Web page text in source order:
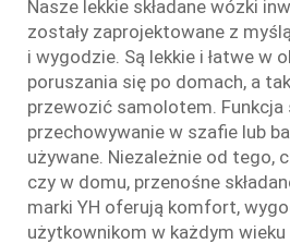
Nasze lekkie składane wózki
zostały zaprojektowane z
i wygodzie. Są lekkie i łatwe w
poruszania się po domach, a
przewozić samolotem. Funkcja
przechowywanie w szafie lub
używane. Niezależnie od tego,
czy w domu, przenośne
marki YH oferują komfort,
użytkownikom w każdym wieku